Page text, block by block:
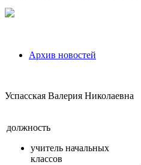
Архив новостей
Успасская Валерия Николаевна
должность
учитель начальных
классов